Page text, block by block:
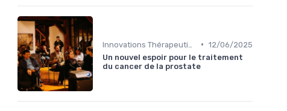
• 12/06/2025
Un nouvel espoir pour le traitement
du cancer de la prostate